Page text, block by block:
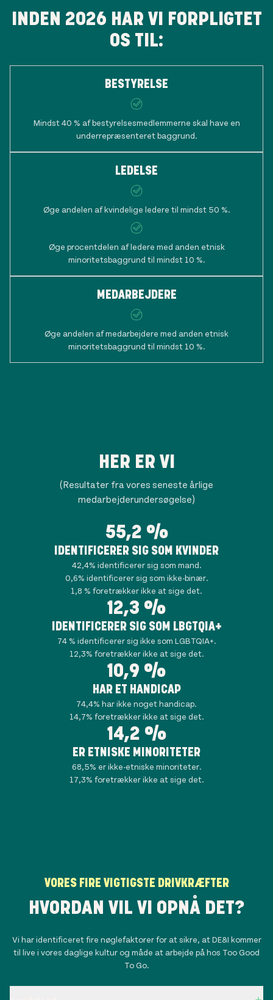
INDEN 2026 HAR VI FORPLIGTET
OS TIL:
BESTYRELSE
Mindst 40 % af bestyrelsesmedlemmerne skal have en
underrepræsenteret baggrund.
LEDELSE
Øge andelen af kvindelige ledere til mindst 50 %.
Øge procentdelen af ledere med anden etnisk
minoritetsbaggrund til mindst 10 %.
MEDARBEJDERE
Øge andelen af medarbejdere med anden etnisk
minoritetsbaggrund til mindst 10 %.
HER ER VI
(Resultater fra vores seneste årlige
medarbejderundersøgelse)
55,2 %
IDENTIFICERER SIG SOM KVINDER
42,4% identificerer sig som mand.
0,6% identificerer sig som ikke-binær.
1,8 % foretrækker ikke at sige det.
12,3 %
IDENTIFICERER SIG SOM LBGTQIA+
74 % identificerer sig ikke som LGBTQIA+.
12,3% foretrækker ikke at sige det.
10,9 %
HAR ET HANDICAP
74,4% har ikke noget handicap.
14,7% foretrækker ikke at sige det.
14,2 %
ER ETNISKE MINORITETER
68,5% er ikke-etniske minoriteter.
17,3% foretrækker ikke at sige det.
VORES FIRE VIGTIGSTE DRIVKRÆFTER
HVORDAN VIL VI OPNÅ DET?
Vi har identificeret fire nøglefaktorer for at sikre, at DE&I kommer
til live i vores daglige kultur og måde at arbejde på hos Too Good
To Go.